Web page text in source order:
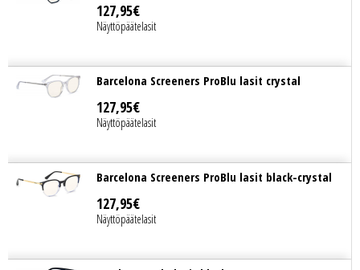
127,95€
Näyttöpäätelasit
Barcelona Screeners ProBlu lasit crystal
127,95€
Näyttöpäätelasit
Barcelona Screeners ProBlu lasit black-crystal
127,95€
Näyttöpäätelasit